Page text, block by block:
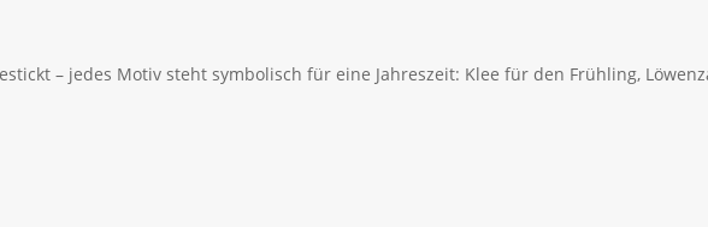
– jedes Motiv steht symbolisch für eine Jahreszeit: Klee für den Frühling,